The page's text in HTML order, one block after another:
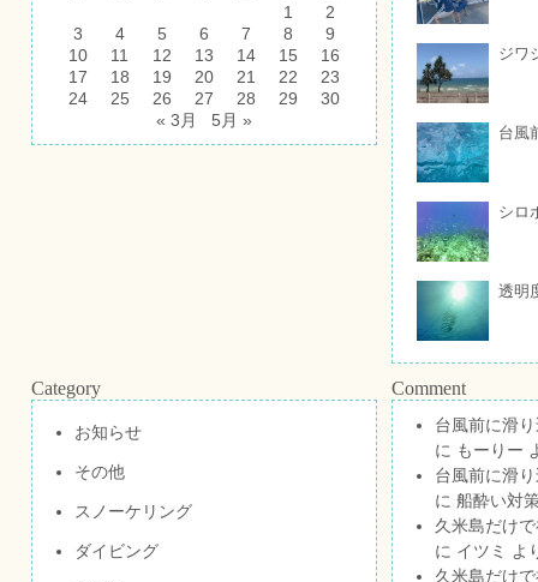
1
2
3
4 5 6 7 8
9
10
11 12 13 14 15
16
17
18 19 20 21 22
23
24
25 26 27 28 29
30
« 3月
5月 »
ジワ
台風
シロ
透明
Category
お知らせ
その他
スノーケリング
ダイビング
Comment
台風前に滑
に もーりー
台風前に滑
に 船酔い対
久米島だけ
に イツミ
よ
久米島だけ